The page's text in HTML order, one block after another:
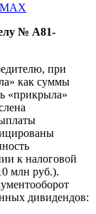
MAX
№ А81-
при
как суммы
«прикрыла»
к налоговой
млн руб.).
дивидендов: